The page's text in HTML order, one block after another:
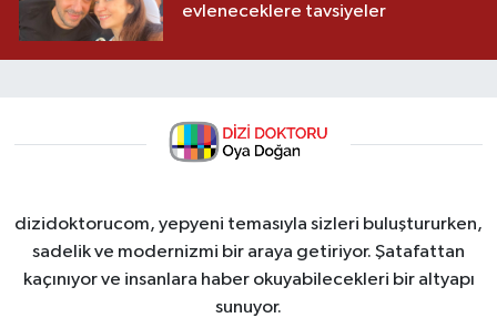
evleneceklere tavsiyeler
dizidoktorucom, yepyeni temasıyla sizleri buluştururken,
sadelik ve modernizmi bir araya getiriyor. Şatafattan
kaçınıyor ve insanlara haber okuyabilecekleri bir altyapı
sunuyor.